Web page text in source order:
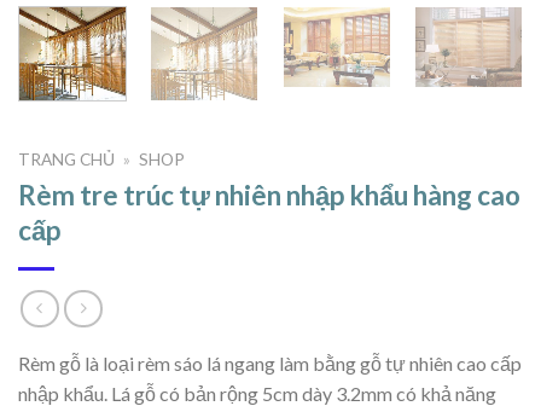
TRANG CHỦ » SHOP
Rèm tre trúc tự nhiên nhập khẩu hàng cao
cấp
Rèm gỗ là loại rèm sáo lá ngang làm bằng gỗ tự nhiên cao cấp
nhập khẩu. Lá gỗ có bản rộng 5cm dày 3.2mm có khả năng